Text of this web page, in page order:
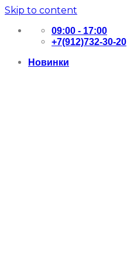
Skip to content
09:00 - 17:00
+7(912)732-30-20
Новинки